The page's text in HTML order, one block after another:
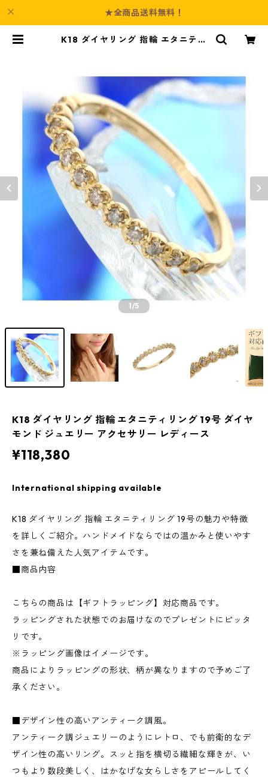
★全商品送料無料！
K18 ダイヤリング 指輪 エタニティ
1/5
K18 ダイヤリング 指輪 エタニティリング 19号 ダイヤ
モンド ジュエリー アクセサリー レディース
¥118,380
International shipping available
K18 ダイヤリング 指輪 エタニティリング 19号の魅力や特徴
を詳しくご紹介。ハンドメイドならではの温かみと使いやす
さを兼ね備えた人気アイテムです。
■商品内容
こちらの商品は【ギフトラッピング】対応商品です。
ラッピングされた状態でのお届けなのでプレゼントにピッタ
リです。
※ラッピング画像はイメージです。
商品によりラッピングの形状、柄が異なりますので予めご了
承ください。
■デザイン性の高いアンティーク調風。
アンティーク調ジュエリーのようにレトロ、でも前衛的なデ
ザイン性の高いリング。スッと指を横切る繊細な輝きが、い
つもより数段美しく、はかなげな女らしさをアピールしてく